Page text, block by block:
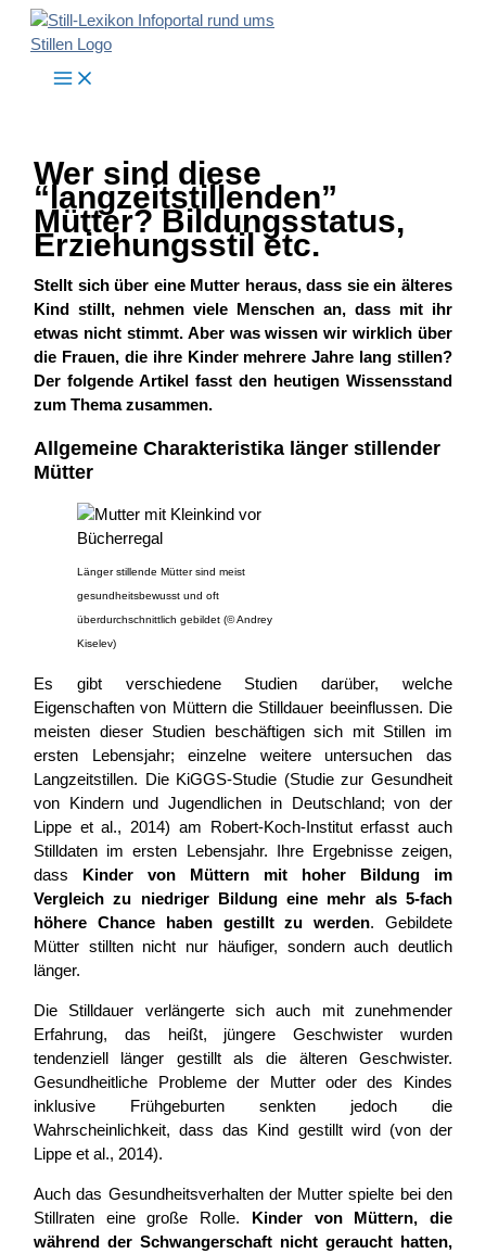
Zum
Inhalt
Wer sind diese
“langzeitstillenden”
Mütter? Bildungsstatus,
Erziehungsstil etc.
Stellt sich über eine Mutter heraus, dass sie ein älteres
Kind stillt, nehmen viele Menschen an, dass mit ihr
etwas nicht stimmt. Aber was wissen wir wirklich über
die Frauen, die ihre Kinder mehrere Jahre lang stillen?
Der folgende Artikel fasst den heutigen Wissensstand
zum Thema zusammen.
Allgemeine Charakteristika länger stillender
Mütter
Länger stillende Mütter sind meist
gesundheitsbewusst und oft
überdurchschnittlich gebildet (© Andrey
Kiselev)
Es gibt verschiedene Studien darüber, welche
Eigenschaften von Müttern die Stilldauer beeinflussen. Die
meisten dieser Studien beschäftigen sich mit Stillen im
ersten Lebensjahr; einzelne weitere untersuchen das
Langzeitstillen. Die KiGGS-Studie (Studie zur Gesundheit
von Kindern und Jugendlichen in Deutschland; von der
Lippe et al., 2014) am Robert-Koch-Institut erfasst auch
Stilldaten im ersten Lebensjahr. Ihre Ergebnisse zeigen,
dass Kinder von Müttern mit hoher Bildung im
Vergleich zu niedriger Bildung eine mehr als 5-fach
höhere Chance haben gestillt zu werden. Gebildete
Mütter stillten nicht nur häufiger, sondern auch deutlich
länger.
Die Stilldauer verlängerte sich auch mit zunehmender
Erfahrung, das heißt, jüngere Geschwister wurden
tendenziell länger gestillt als die älteren Geschwister.
Gesundheitliche Probleme der Mutter oder des Kindes
inklusive Frühgeburten senkten jedoch die
Wahrscheinlichkeit, dass das Kind gestillt wird (von der
Lippe et al., 2014).
Auch das Gesundheitsverhalten der Mutter spielte bei den
Stillraten eine große Rolle. Kinder von Müttern, die
während der Schwangerschaft nicht geraucht hatten,